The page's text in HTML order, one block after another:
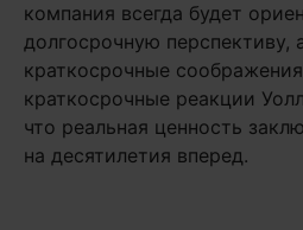
компания всегда будет
долгосрочную перспективу,
краткосрочные
краткосрочные реакции
что реальная ценность
на десятилетия вперед.